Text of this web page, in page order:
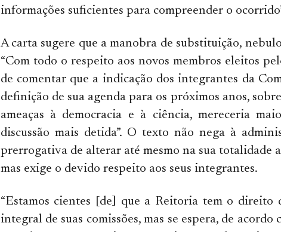
informações suficientes para compreender o
A carta sugere que a manobra de substituição,
“Com todo o respeito aos novos membros eleitos
de comentar que a indicação dos integrantes da
definição de sua agenda para os próximos anos,
ameaças à democracia e à ciência, mereceria
discussão mais detida”. O texto não nega à
prerrogativa de alterar até mesmo na sua totalidade
mas exige o devido respeito aos seus integrantes.
“Estamos cientes [de] que a Reitoria tem o direito
integral de suas comissões, mas se espera, de